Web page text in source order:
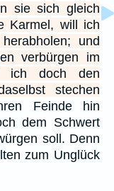
sie sich gleich
Karmel, will ich
und
verbürgen im
ich doch den
stechen
Feinde hin
dem Schwert
soll. Denn
zum Unglück